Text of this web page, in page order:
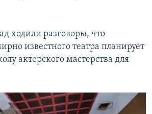
ходили разговоры, что
известного театра планирует
актерского мастерства для